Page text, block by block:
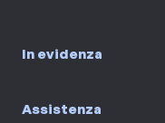
In evidenza
Assistenza